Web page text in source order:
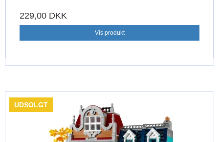
229,00 DKK
Vis produkt
UDSOLGT